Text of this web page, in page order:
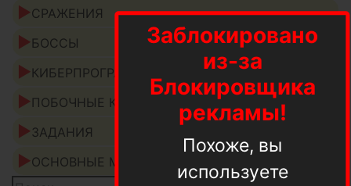
Заблокировано
из-за
Блокировщика
рекламы!
Похоже, вы
используете
СРАЖЕНИЯ
БОССЫ
КИБЕРПРОГРАММЫ
ПОБОЧНЫЕ КВЕСТЫ
ЗАДАНИЯ
ОСНОВНЫЕ МИССИИ